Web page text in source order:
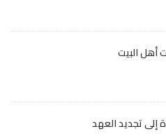
أهل البيت
إلى تجديد العهد